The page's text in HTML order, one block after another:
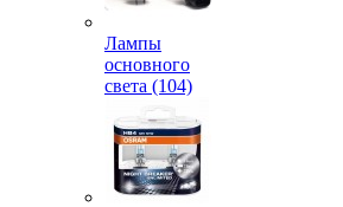
Лампы
основного
света (104)